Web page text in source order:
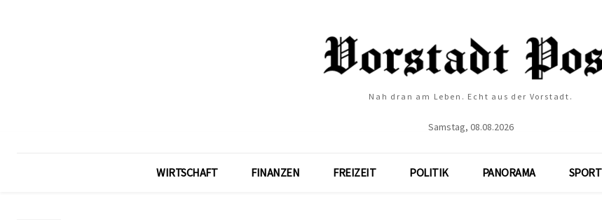
Nah dran am Leben. Echt aus der Vorstadt.
Samstag, 08.08.2026
WIRTSCHAFT FINANZEN FREIZEIT POLITIK PANORAMA SPORT